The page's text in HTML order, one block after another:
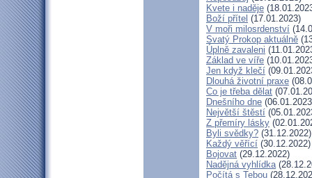
Kvete i naděje
Boží přítel (17.01.2023)
V moři milosrdenství
Svatý Prokop aktuálně
Úplně zavaleni
Základ ve víře
Jen když klečí
Dlouhá životní praxe
Co je třeba dělat
Dnešního dne
Největší štěstí
Z přemíry lásky
Byli svědky? (31.12.2022)
Každý věřící (30.12.2022)
Bojovat (29.12.2022)
Nadějná vyhlídka
Počítá s Tebou